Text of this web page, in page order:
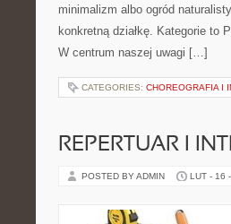
minimalizm albo ogród
konkretną działkę. Kategorie to
W centrum naszej uwagi […]
CATEGORIES: CHOREOGRAFIA I
REPERTUAR I
POSTED BY ADMIN LUT - 16